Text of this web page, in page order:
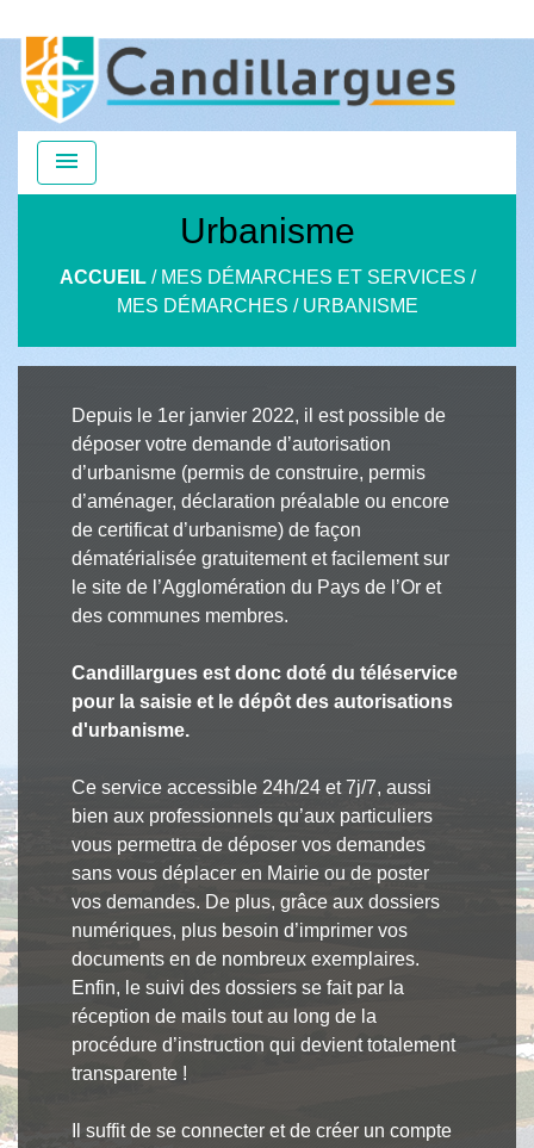
menu
Urbanisme
ACCUEIL/ MES DÉMARCHES ET SERVICES /
MES DÉMARCHES / URBANISME
Depuis le 1er janvier 2022, il est possible de
déposer votre demande d’autorisation
d’urbanisme (permis de construire, permis
d’aménager, déclaration préalable ou encore
de certificat d’urbanisme) de façon
dématérialisée gratuitement et facilement sur
le site de l’Agglomération du Pays de l’Or et
des communes membres.
Candillargues est donc doté du téléservice
pour la saisie et le dépôt des autorisations
d'urbanisme.
Ce service accessible 24h/24 et 7j/7, aussi
bien aux professionnels qu’aux particuliers
vous permettra de déposer vos demandes
sans vous déplacer en Mairie ou de poster
vos demandes. De plus, grâce aux dossiers
numériques, plus besoin d’imprimer vos
documents en de nombreux exemplaires.
Enfin, le suivi des dossiers se fait par la
réception de mails tout au long de la
procédure d’instruction qui devient totalement
transparente !
Il suffit de se connecter et de créer un compte